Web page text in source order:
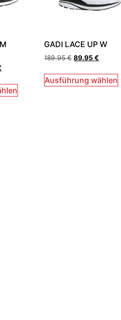
GADI LACE UP W
189.95€ 89.95€
Ausführung wählen